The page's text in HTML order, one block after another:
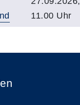
11.00 Uhr